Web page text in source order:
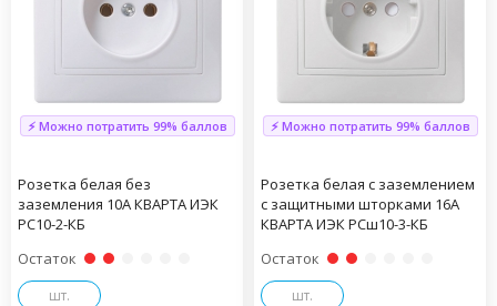
⚡ Можно потратить 99% баллов
Розетка белая без
заземления 10А КВАРТА ИЭК
РС10-2-КБ
Остаток
шт.
⚡ Можно потратить 99% баллов
Розетка белая с заземлением
с защитными шторками 16А
КВАРТА ИЭК РСш10-3-КБ
Остаток
шт.